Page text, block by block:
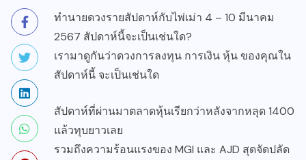
ทำนายดวงรายสัปดาห์กับไพ่เม่า 4 – 10 มีนาคม
2567 สัปดาห์นี้จะเป็นเช่นใด?
เรามาดูกันว่าดวงการลงทุน การเงิน หุ้น ของคุณใน
สัปดาห์นี้ จะเป็นเช่นใด
สัปดาห์ที่ผ่านมาตลาดหุ้นเรียกว่าหลังจากหลุด 1400
แล้วทุบยาวเลย
รวมถึงความร้อนแรงของ MGI และ AJD สุดจัดปลัด